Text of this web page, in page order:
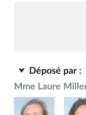
Déposé par :
Mme Laure